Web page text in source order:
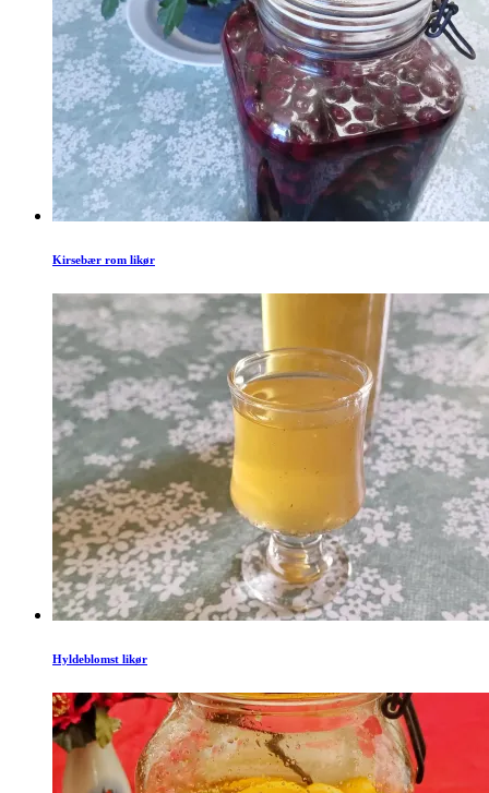
Kirsebær rom likør
Hyldeblomst likør